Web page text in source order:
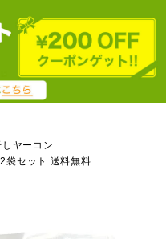
しヤーコン
袋セット 送料無料